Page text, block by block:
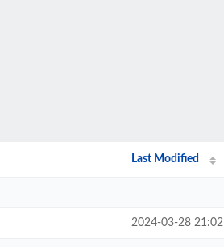
Last Modified
2024-03-28 21:02